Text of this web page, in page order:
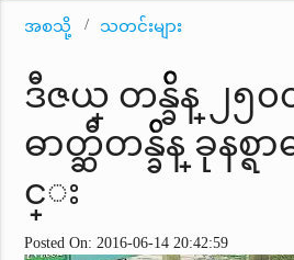
အစသို့ သတင်းများ
ဒီဇယ္ တန္ခ်ိန္ ၂၅
ဓာတ္ဆီတန္ခ်ိန္ ခုနစ္ရ
င္း
Posted On: 2016-06-14 20:42:59